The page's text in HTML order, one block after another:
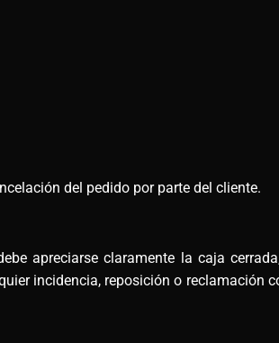
del pedido por parte del cliente.
apreciarse claramente la caja
incidencia, reposición o reclamación